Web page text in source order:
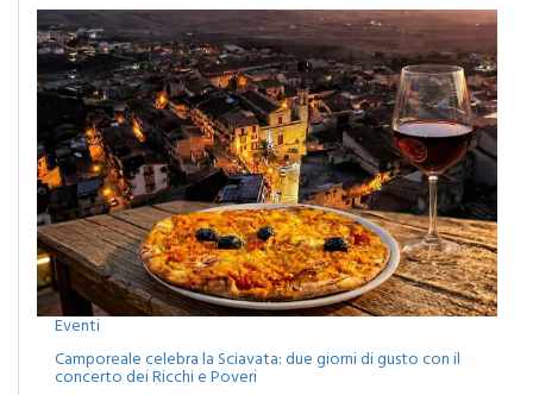
Eventi
Camporeale celebra la Sciavata: due giorni di gusto con il
concerto dei Ricchi e Poveri